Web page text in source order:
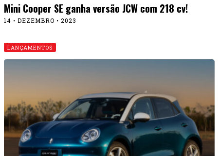
Mini Cooper SE ganha versão JCW com 218 cv!
14 • DEZEMBRO • 2023
LANÇAMENTOS